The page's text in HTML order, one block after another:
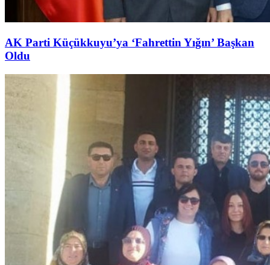
AK Parti Küçükkuyu’ya ‘Fahrettin Yığın’ Başkan
Oldu